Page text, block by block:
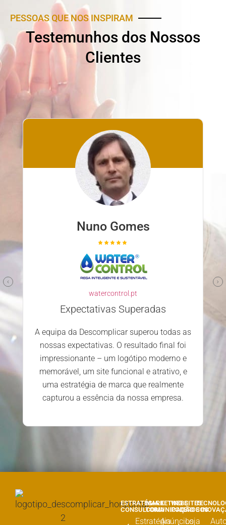
PESSOAS QUE NOS INSPIRAM
Testemunhos dos Nossos
Clientes
Nuno Gomes
watercontrol.pt
Expectativas Superadas
A equipa da Descomplicar superou todas as
nossas expectativas. O resultado final foi
impressionante – um logótipo moderno e
memorável, um site funcional e atrativo, e
uma estratégia de marca que realmente
capturou a essência da nossa empresa.
ESTRATÉGIA E
CONSULTORIA
Estratégia
MARKETING E
COMUNICAÇÃO
Anúncios
WEBSITES
PODEROSOS
Loja
E